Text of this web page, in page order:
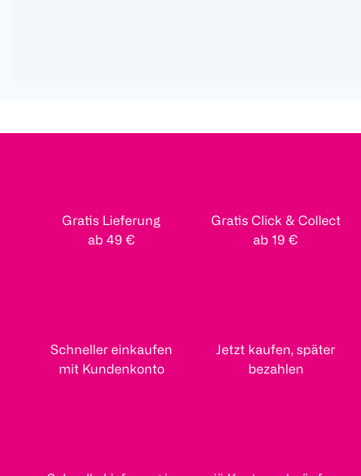
Gratis Lieferung
ab 49 €
Gratis Click & Collect
ab 19 €
Schneller einkaufen
mit Kundenkonto
Jetzt kaufen, später
bezahlen